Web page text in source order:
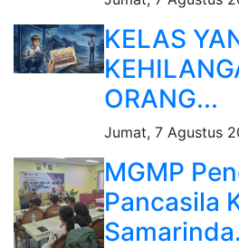
KELAS
ORANG...
Jumat, 7 Agustus
MGMP
Pancasila